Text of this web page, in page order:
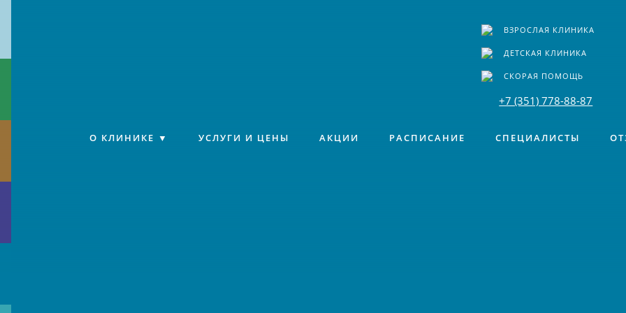
ВЗРОСЛАЯ КЛИНИКА
ДЕТСКАЯ КЛИНИКА
СКОРАЯ ПОМОЩЬ
+7 (351) 778-88-87
О КЛИНИКЕ УСЛУГИ И ЦЕНЫ АКЦИИ РАСПИСАНИЕ СПЕЦИАЛИСТЫ